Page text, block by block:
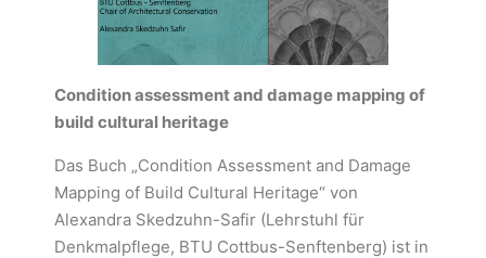
Condition assessment and damage mapping of
build cultural heritage
Das Buch „Condition Assessment and Damage
Mapping of Build Cultural Heritage“ von
Alexandra Skedzuhn-Safir (Lehrstuhl für
Denkmalpflege, BTU Cottbus-Senftenberg) ist in